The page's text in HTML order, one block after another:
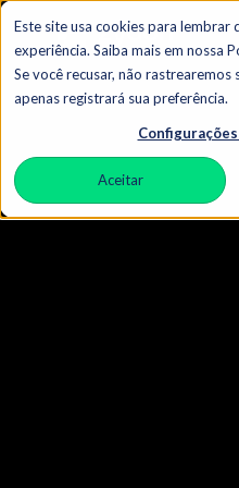
Este site usa cookies para lembrar
experiência. Saiba mais em nossa
Se você recusar, não rastrearemos
apenas registrará sua preferência.
Aceitar